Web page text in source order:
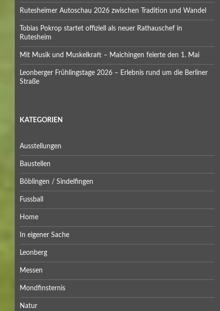
Rutesheimer Autoschau 2026 zwischen Tradition und Wandel
Tobias Pokrop startet offiziell als neuer Rathauschef in
Rutesheim
Mit Musik und Muskelkraft – Maichingen feierte den 1. Mai
Leonberger Frühlingstage 2026 – Erlebnis rund um die Berliner
Straße
KATEGORIEN
Ausstellungen
Baustellen
Böblingen / Sindelfingen
Fussball
Home
In eigener Sache
Leonberg
Messen
Mondfinsternis
Natur